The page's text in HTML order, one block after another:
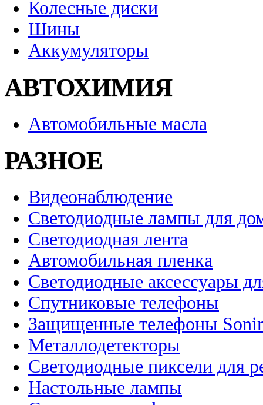
Колесные диски
Шины
Аккумуляторы
АВТОХИМИЯ
Автомобильные масла
РАЗНОЕ
Видеонаблюдение
Светодиодные лампы для
Светодиодная лента
Автомобильная пленка
Светодиодные аксессуары
Спутниковые телефоны
Защищенные телефоны
Металлодетекторы
Светодиодные пиксели для
Настольные лампы